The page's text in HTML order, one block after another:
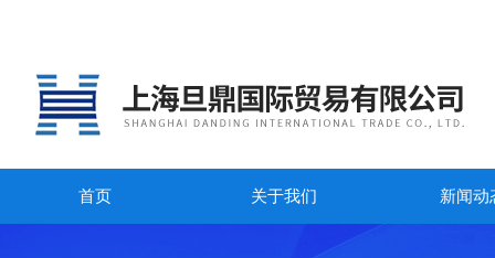
首页 关于我们 新闻动